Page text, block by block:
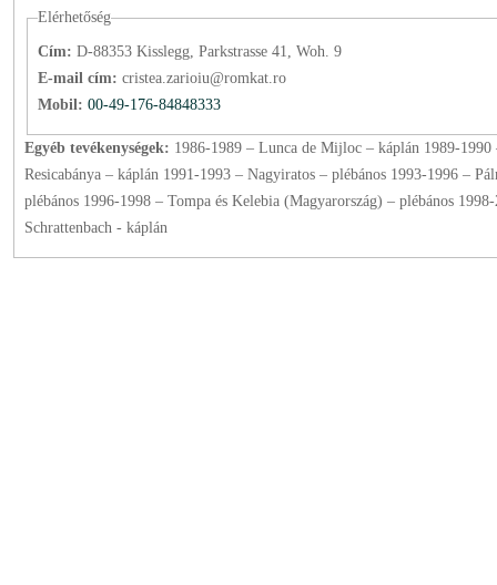
Elérhetőség
Cím: D-88353 Kisslegg, Parkstrasse 41, Woh. 9
E-mail cím: cristea.zarioiu@romkat.ro
Mobil: 00-49-176-84848333
Egyéb tevékenységek: 1986-1989 – Lunca de Mijloc – káplán 1989-
Resicabánya – káplán 1991-1993 – Nagyiratos – plébános 1993-1996 –
plébános 1996-1998 – Tompa és Kelebia (Magyarország) – plébános
Schrattenbach - káplán